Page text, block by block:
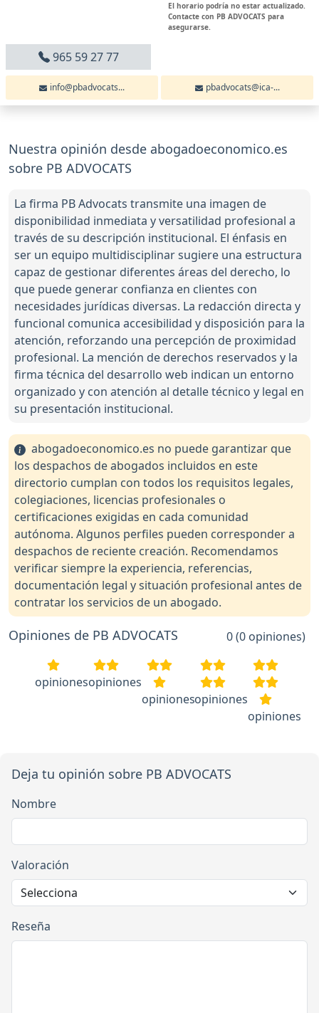
El horario podría no estar actualizado.
Contacte con PB ADVOCATS para
asegurarse.
965 59 27 77
info@pbadvocats... pbadvocats@ica-...
Nuestra opinión desde abogadoeconomico.es
sobre PB ADVOCATS
La firma PB Advocats transmite una imagen de
disponibilidad inmediata y versatilidad profesional a
través de su descripción institucional. El énfasis en
ser un equipo multidisciplinar sugiere una estructura
capaz de gestionar diferentes áreas del derecho, lo
que puede generar confianza en clientes con
necesidades jurídicas diversas. La redacción directa y
funcional comunica accesibilidad y disposición para la
atención, reforzando una percepción de proximidad
profesional. La mención de derechos reservados y la
firma técnica del desarrollo web indican un entorno
organizado y con atención al detalle técnico y legal en
su presentación institucional.
abogadoeconomico.es no puede garantizar que
los despachos de abogados incluidos en este
directorio cumplan con todos los requisitos legales,
colegiaciones, licencias profesionales o
certificaciones exigidas en cada comunidad
autónoma. Algunos perfiles pueden corresponder a
despachos de reciente creación. Recomendamos
verificar siempre la experiencia, referencias,
documentación legal y situación profesional antes de
contratar los servicios de un abogado.
Opiniones de PB ADVOCATS 0 (0 opiniones)
opinionesopiniones
opinionesopiniones
opiniones
Deja tu opinión sobre PB ADVOCATS
Nombre
Valoración
Reseña